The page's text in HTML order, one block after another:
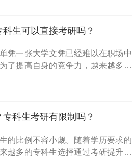
生可以直接考研吗？
凭一张大学文凭已经难以在职场中
了提高自身的竞争力，越来越多的
科生考研有限制吗？
的比例不容小觑。随着学历要求的
越多的专科生选择通过考研提升自